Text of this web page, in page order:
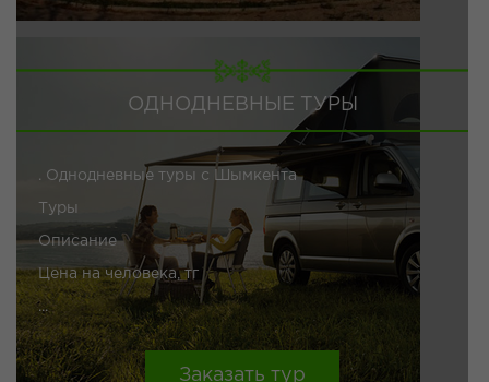
ОДНОДНЕВНЫЕ ТУРЫ
. Однодневные туры с Шымкента
Туры
Описание
Цена на человека, тг
...
Заказать тур